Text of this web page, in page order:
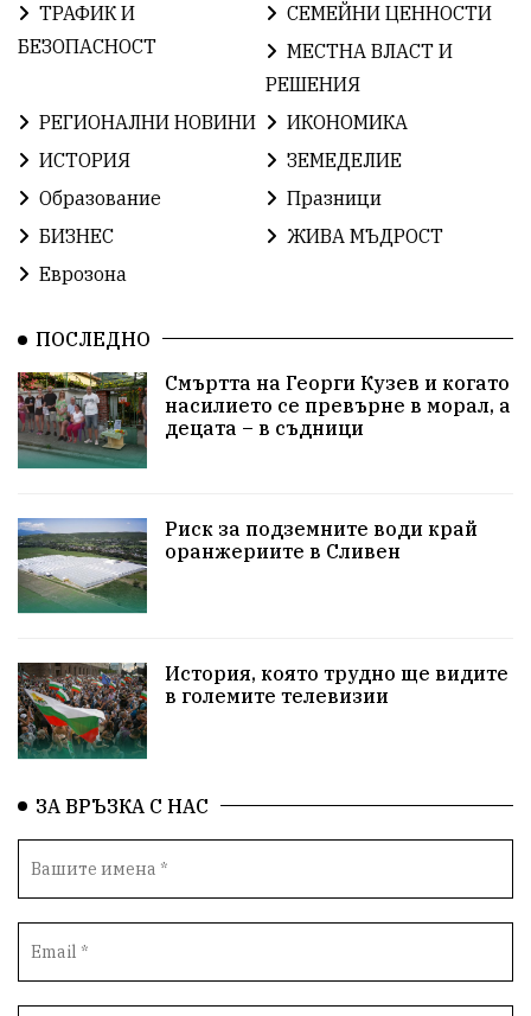
БългарскаГордост Твърдица ОбщинаСливен
ЕвропейскиСъюз Право
ЦветомирПетков Правосъдие СелинКларънс
УрсулаФонДерЛайен Обединение
ПетърПетров
НародноСъбрание Варна Родителство
Сигурност
ПътнаБезопасност Великобритания
ОколнаСреда
ИсторическиПарк Деца Археология
Безводие ВоенноВреме Космос
ВоднаКриза
Катастрофа демокрация БъдещевБългария
ТРАФИК И
БЕЗОПАСНОСТ
СЕМЕЙНИ ЦЕННОСТИ
МЕСТНА ВЛАСТ И
РЕШЕНИЯ
РЕГИОНАЛНИ НОВИНИ
ИКОНОМИКА
ИСТОРИЯ
ЗЕМЕДЕЛИЕ
Образование
Празници
БИЗНЕС
ЖИВА МЪДРОСТ
Еврозона
ПОСЛЕДНО
Смъртта на Георги Кузев и когато
насилието се превърне в морал, а
децата – в съдници
Риск за подземните води край
оранжериите в Сливен
История, която трудно ще видите
в големите телевизии
ЗА ВРЪЗКА С НАС